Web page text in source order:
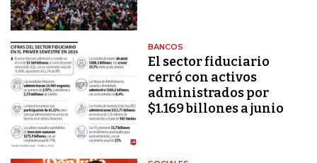
BANCOS
El sector fiduciario
cerró con activos
administrados por
$1.169 billones a junio